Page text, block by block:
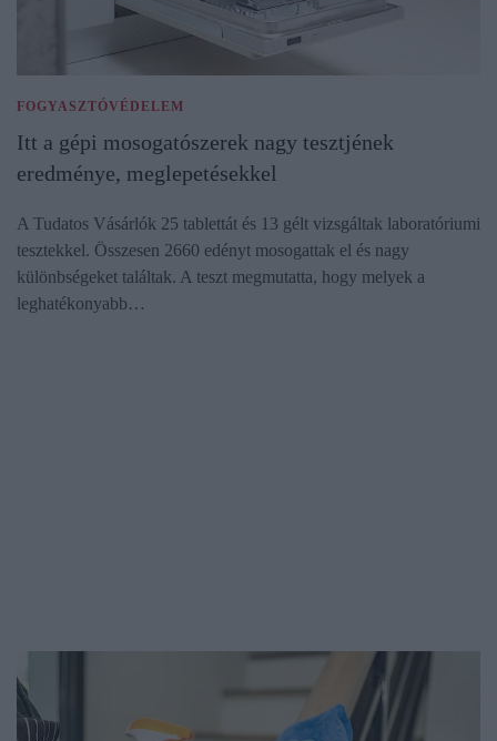
FOGYASZTÓVÉDELEM
Itt a gépi mosogatószerek nagy tesztjének
eredménye, meglepetésekkel
A Tudatos Vásárlók 25 tablettát és 13 gélt vizsgáltak laboratóriumi
tesztekkel. Összesen 2660 edényt mosogattak el és nagy
különbségeket találtak. A teszt megmutatta, hogy melyek a
leghatékonyabb…